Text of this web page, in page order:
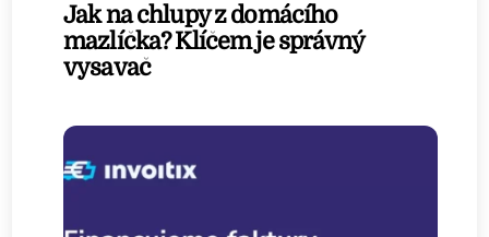
Jak na chlupy z domácího
mazlíčka? Klíčem je správný
vysavač